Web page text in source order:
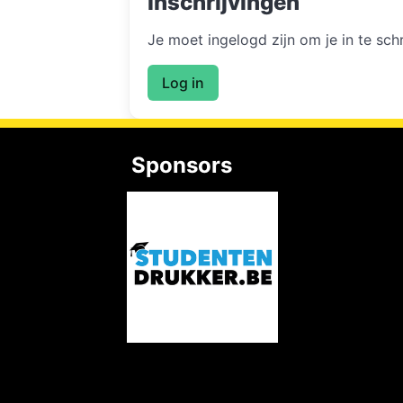
Je moet ingelogd zijn om je in te
Log in
Sponsors